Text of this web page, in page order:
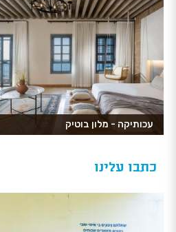
עכותיקה - מלון בוטיק
כתבו עלינו